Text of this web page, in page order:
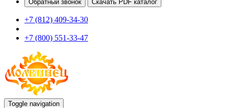
Спортивные элементы
Тренажеры
Теннисные столы
Спортивные ворота
Спортивные стойки
Оборудование для ГТО
Информационные стойки
Ограждения
Обратный звонок Скачать PDF каталог
+7 (812) 409-34-30
+7 (800) 551-33-47
Toggle navigation